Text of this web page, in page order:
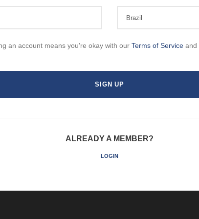
an account means you're okay with our Terms of Serviceand
ALREADY A MEMBER?
LOGIN